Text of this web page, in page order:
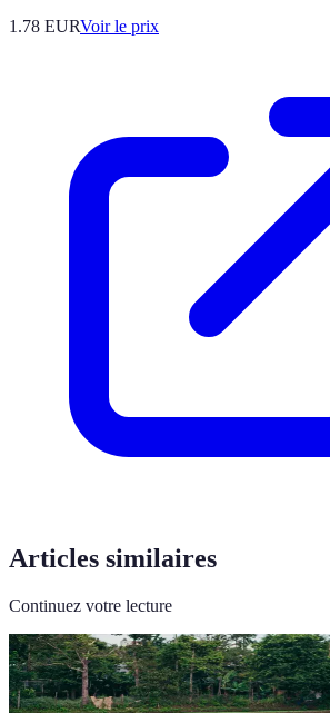
1.78 EURVoir le prix
Articles similaires
Continuez votre lecture